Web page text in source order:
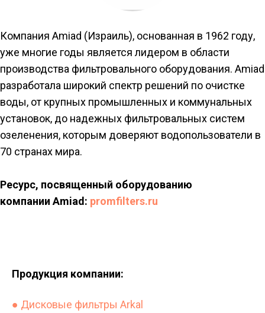
Компания Amiad (Израиль), основанная в 1962 году,
уже многие годы является лидером в области
производства фильтровального оборудования. Amiad
разработала широкий спектр решений по очистке
воды, от крупных промышленных и коммунальных
установок, до надежных фильтровальных систем
озеленения, которым доверяют водопользователи в
70 странах мира.
Ресурс, посвященный оборудованию
компании Amiad: promfilters.ru
Продукция компании:
● Дисковые фильтры Arkal